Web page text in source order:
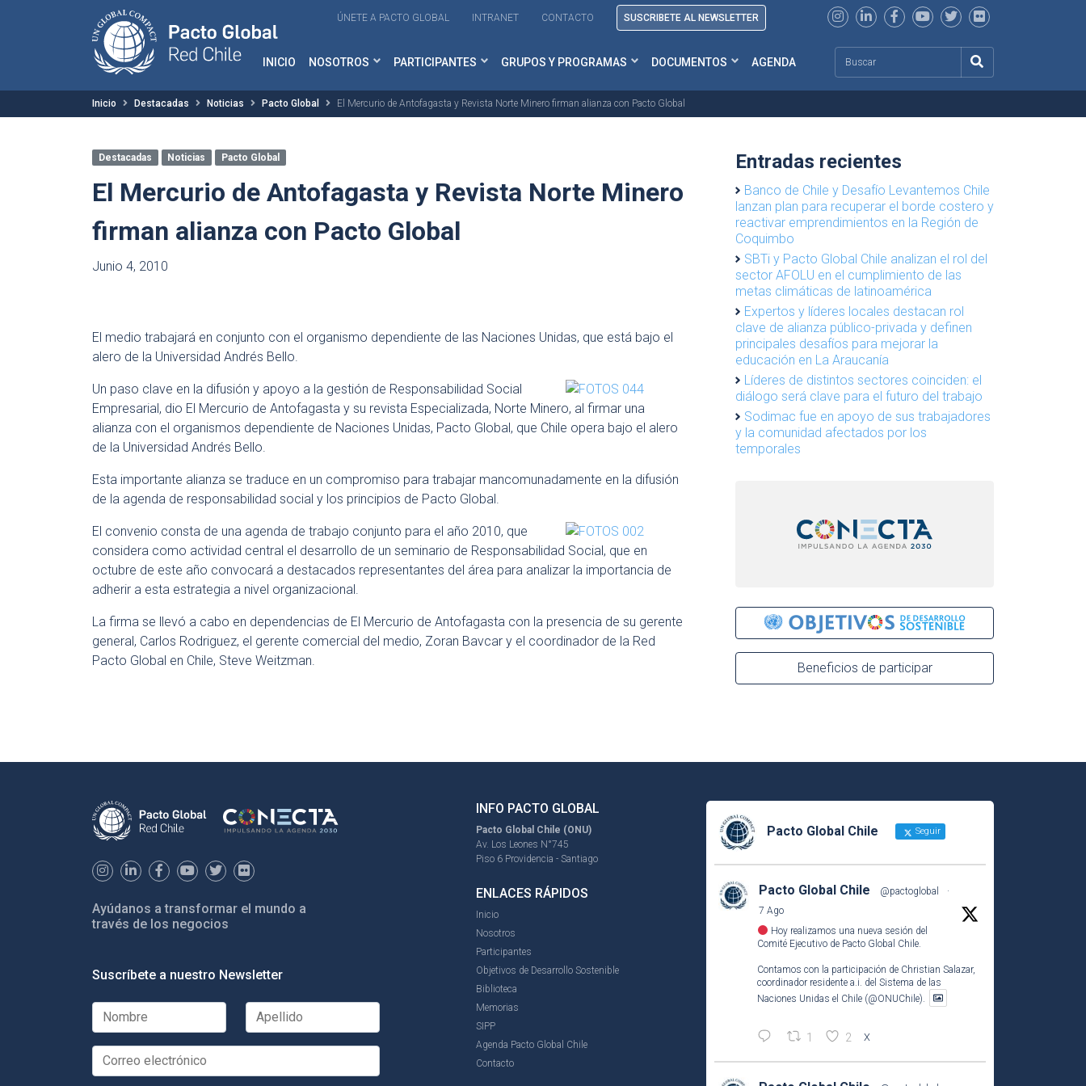
ÚNETE A PACTO GLOBAL INTRANET CONTACTO SUSCRIBETE AL NEWSLETTER
INICIO NOSOTROS PARTICIPANTES GRUPOS Y PROGRAMAS DOCUMENTOS AGENDA
Inicio Destacadas Noticias Pacto Global El Mercurio de Antofagasta y Revista Norte Minero firman alianza con Pacto Global
Destacadas Noticias Pacto Global
El Mercurio de Antofagasta y Revista Norte Minero
firman alianza con Pacto Global
Junio 4, 2010
El medio trabajará en conjunto con el organismo dependiente de las Naciones Unidas, que está bajo el
alero de la Universidad Andrés Bello.
Un paso clave en la difusión y apoyo a la gestión de Responsabilidad Social
Empresarial, dio El Mercurio de Antofagasta y su revista Especializada, Norte Minero, al firmar una
alianza con el organismos dependiente de Naciones Unidas, Pacto Global, que Chile opera bajo el alero
de la Universidad Andrés Bello.
Esta importante alianza se traduce en un compromiso para trabajar mancomunadamente en la difusión
de la agenda de responsabilidad social y los principios de Pacto Global.
El convenio consta de una agenda de trabajo conjunto para el año 2010, que
considera como actividad central el desarrollo de un seminario de Responsabilidad Social, que en
octubre de este año convocará a destacados representantes del área para analizar la importancia de
adherir a esta estrategia a nivel organizacional.
La firma se llevó a cabo en dependencias de El Mercurio de Antofagasta con la presencia de su gerente
general, Carlos Rodriguez, el gerente comercial del medio, Zoran Bavcar y el coordinador de la Red
Pacto Global en Chile, Steve Weitzman.
Entradas recientes
Banco de Chile y Desafío Levantemos Chile
lanzan plan para recuperar el borde costero y
reactivar emprendimientos en la Región de
Coquimbo
SBTi y Pacto Global Chile analizan el rol del
sector AFOLU en el cumplimiento de las
metas climáticas de latinoamérica
Expertos y líderes locales destacan rol
clave de alianza público-privada y definen
principales desafíos para mejorar la
educación en La Araucanía
Líderes de distintos sectores coinciden: el
diálogo será clave para el futuro del trabajo
Sodimac fue en apoyo de sus trabajadores
y la comunidad afectados por los
temporales
Beneficios de participar
Ayúdanos a transformar el mundo a
través de los negocios
Suscríbete a nuestro Newsletter
INFO PACTO GLOBAL
Pacto Global Chile (ONU)
Av. Los Leones N°745
Piso 6 Providencia - Santiago
ENLACES RÁPIDOS
Inicio
Nosotros
Participantes
Objetivos de Desarrollo Sostenible
Biblioteca
Memorias
SIPP
Agenda Pacto Global Chile
Contacto
Pacto Global Chile Seguir
Pacto Global Chile @pactoglobal
·
7 Ago
Hoy realizamos una nueva sesión del
Comité Ejecutivo de Pacto Global Chile.
Contamos con la participación de Christian Salazar,
coordinador residente a.i. del Sistema de las
Naciones Unidas el Chile (@ONUChile).
1 2 X